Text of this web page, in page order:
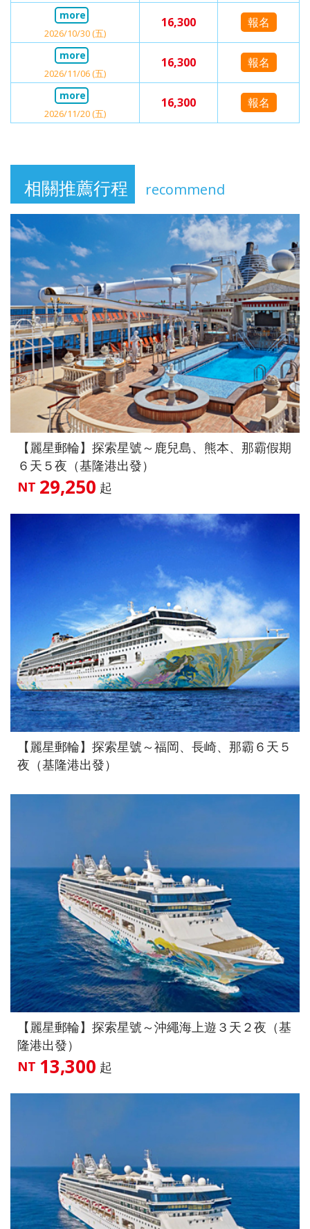
2026/10/30 (五)
16,300 報名
2026/11/06 (五)
16,300 報名
2026/11/20 (五)
16,300 報名
相關推薦行程 recommend
【麗星郵輪】探索星號～鹿兒島、熊本、那霸假期
６天５夜（基隆港出發）
NT 29,250 起
【麗星郵輪】探索星號～福岡、長崎、那霸６天５
夜（基隆港出發）
【麗星郵輪】探索星號～沖繩海上遊３天２夜（基
隆港出發）
NT 13,300 起